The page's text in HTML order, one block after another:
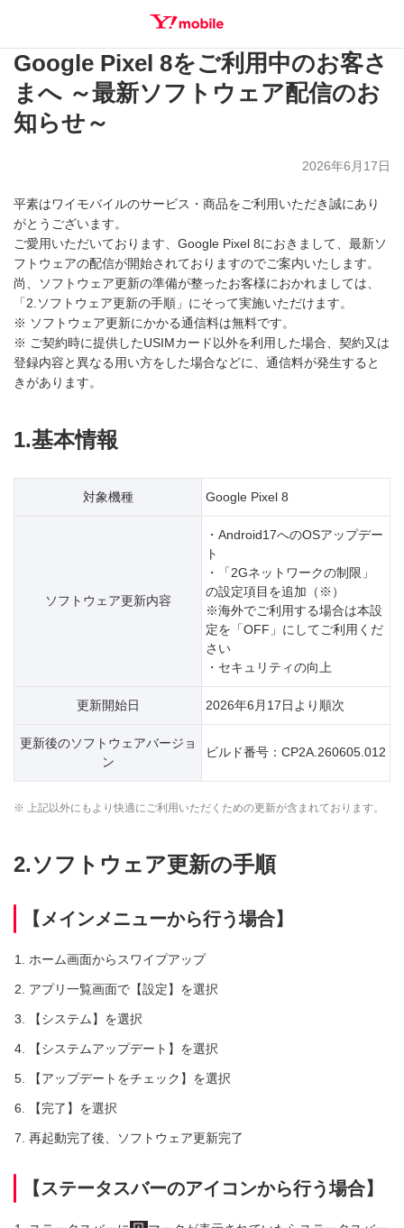
SEARCH
Google Pixel 8をご利用中のお客さ
まへ ～最新ソフトウェア配信のお
知らせ～
2026年6月17日
平素はワイモバイルのサービス・商品をご利用いただき誠にあり
がとうございます。
ご愛用いただいております、Google Pixel 8におきまして、最新ソ
フトウェアの配信が開始されておりますのでご案内いたします。
尚、ソフトウェア更新の準備が整ったお客様におかれましては、
「2.ソフトウェア更新の手順」にそって実施いただけます。
※ ソフトウェア更新にかかる通信料は無料です。
※ ご契約時に提供したUSIMカード以外を利用した場合、契約又は
登録内容と異なる用い方をした場合などに、通信料が発生すると
きがあります。
1.基本情報
対象機種 Google Pixel 8
ソフトウェア更新内容
・Android17へのOSアップデー
ト
・「2Gネットワークの制限」
の設定項目を追加（※）
※海外でご利用する場合は本設
定を「OFF」にしてご利用くだ
さい
・セキュリティの向上
更新開始日 2026年6月17日より順次
更新後のソフトウェアバージョ
ン
ビルド番号：CP2A.260605.012
※ 上記以外にもより快適にご利用いただくための更新が含まれております。
2.ソフトウェア更新の手順
【メインメニューから行う場合】
ホーム画面からスワイプアップ
アプリ一覧画面で【設定】を選択
【システム】を選択
【システムアップデート】を選択
【アップデートをチェック】を選択
【完了】を選択
再起動完了後、ソフトウェア更新完了
【ステータスバーのアイコンから行う場合】